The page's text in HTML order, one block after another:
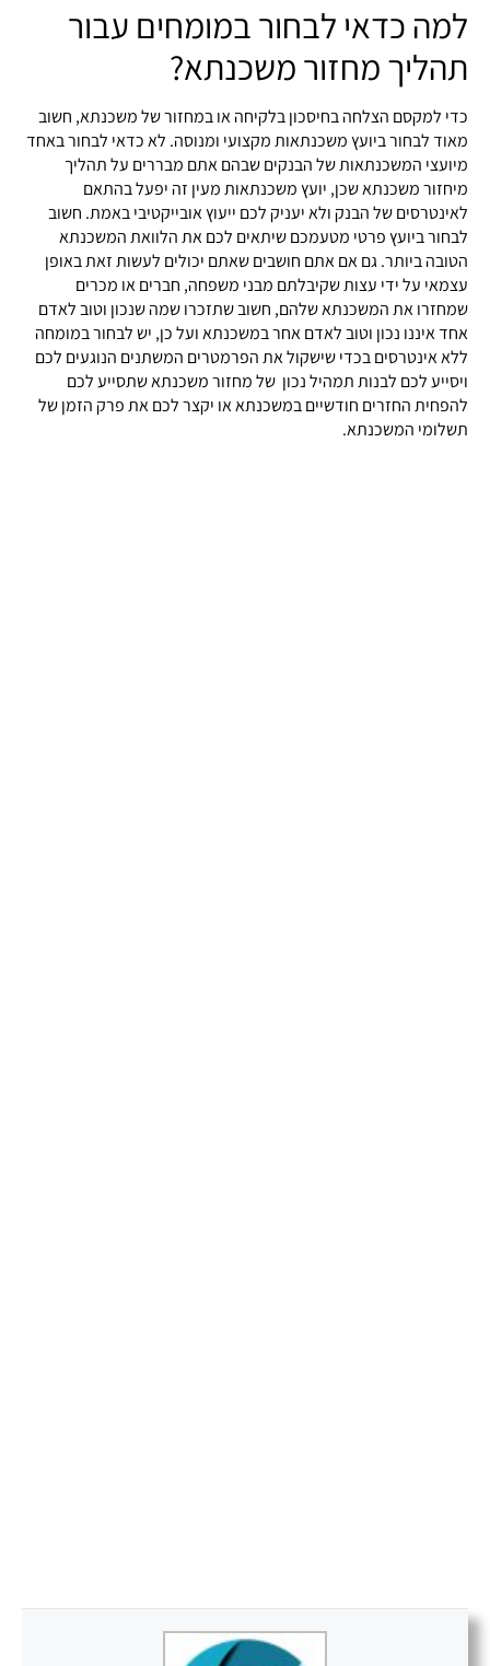
למה כדאי לבחור במומחים עבור
תהליך מחזור משכנתא?
כדי למקסם הצלחה בחיסכון בלקיחה או במחזור של משכנתא, חשוב
מאוד לבחור ביועץ משכנתאות מקצועי ומנוסה. לא כדאי לבחור באחד
מיועצי המשכנתאות של הבנקים שבהם אתם מבררים על תהליך
מיחזור משכנתא שכן, יועץ משכנתאות מעין זה יפעל בהתאם
לאינטרסים של הבנק ולא יעניק לכם ייעוץ אובייקטיבי באמת. חשוב
לבחור ביועץ פרטי מטעמכם שיתאים לכם את הלוואת המשכנתא
הטובה ביותר. גם אם אתם חושבים שאתם יכולים לעשות זאת באופן
עצמאי על ידי עצות שקיבלתם מבני משפחה, חברים או מכרים
שמחזרו את המשכנתא שלהם, חשוב שתזכרו שמה שנכון וטוב לאדם
אחד איננו נכון וטוב לאדם אחר במשכנתא ועל כן, יש לבחור במומחה
ללא אינטרסים בכדי שישקול את הפרמטרים המשתנים הנוגעים לכם
ויסייע לכם לבנות תמהיל נכון של מחזור משכנתא שתסייע לכם
להפחית החזרים חודשיים במשכנתא או יקצר לכם את פרק הזמן של
תשלומי המשכנתא.